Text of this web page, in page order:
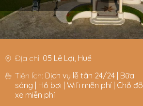
Địa chỉ: 05 Lê Lợi, Huế
Tiện Ích: Dịch vụ lễ tân 24/24 | Bữa
sáng | Hồ bơi | Wifi miễn phí | Chỗ đỗ
xe miễn phí